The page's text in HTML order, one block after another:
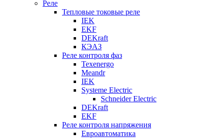
Реле
Тепловые токовые реле
IEK
EKF
DEKraft
КЭАЗ
Реле контроля фаз
Texenergo
Meandr
IEK
Systeme Electric
Schneider Electric
DEKraft
EKF
Реле контроля напряжения
Евроавтоматика